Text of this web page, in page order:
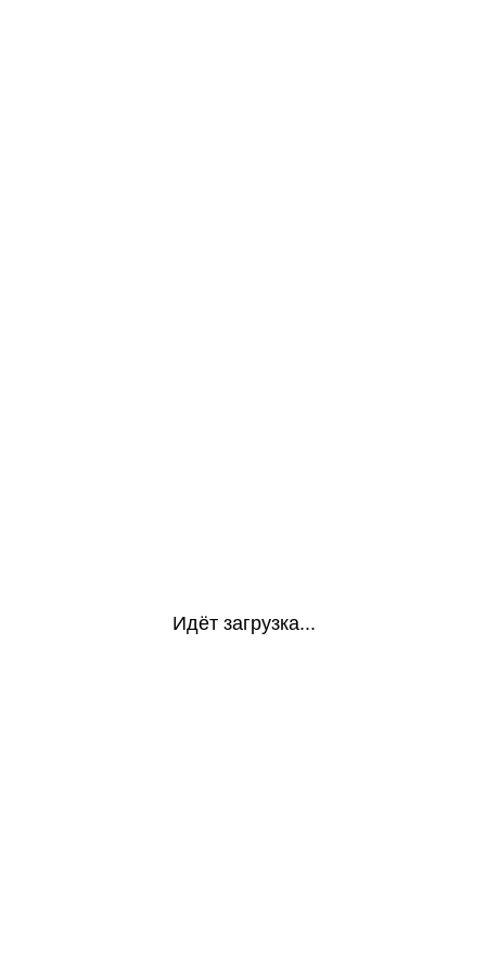
Идёт загрузка...